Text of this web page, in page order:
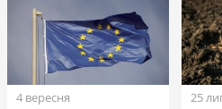
4 вересня 25